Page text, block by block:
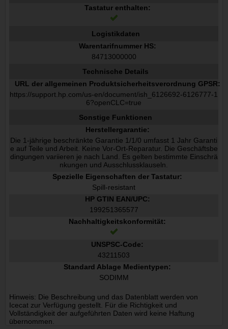
Tastatur enthalten:
Logistikdaten
Warentarifnummer HS:
84713000000
Technische Details
URL der allgemeinen Produktsicherheitsverordnung GPSR:
https://support.hp.com/us-en/document/ish_6126692-6126777-1
6?openCLC=true
Sonstige Funktionen
Herstellergarantie:
Die 1-jährige beschränkte Garantie 1/1/0 umfasst 1 Jahr Garanti
e auf Teile und Arbeit. Keine Vor-Ort-Reparatur. Die Geschäftsbe
dingungen variieren je nach Land. Es gelten bestimmte Einschrä
nkungen und Ausschlussklauseln.
Spezielle Eigenschaften der Tastatur:
Spill-resistant
HP GTIN EAN/UPC:
199251365577
Nachhaltigkeitskonformität:
UNSPSC-Code:
43211503
Standard Ablage Medientypen:
SODIMM
Hinweis: Die Beschreibung und das Datenblatt werden von
Icecat zur Verfügung gestellt. Für die Richtigkeit und
Vollständigkeit der aufgeführten Daten wird keine Haftung
übernommen.